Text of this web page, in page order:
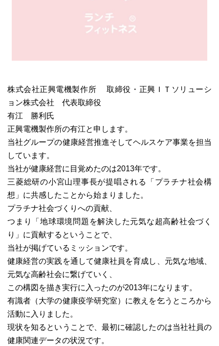
株式会社正興電機製作所 取締役・正興ＩＴソリューシ
ョン株式会社 代表取締役
有江 勝利氏
正興電機製作所の有江と申します。
当社グループの健康経営推進そしてヘルスケア事業を担当
しています。
当社が健康経営に目覚めたのは2013年です。
三菱総研の小宮山理事長が提唱される「プラチナ社会構
想」に共感したことから始まりました。
プラチナ社会づくりへの貢献、
つまり「地球環境問題を解決した元気な超高齢社会づく
り」に貢献するということで、
当社が掲げているミッションです。
健康経営の実践を通して健康社員を育成し、元気な地域、
元気な高齢社会に繋げていく、
この構図を描き実行に入ったのが2013年になります。
有識者（大学の健康疫学研究室）に教えを乞うところから
活動に入りました。
現状を知るということで、最初に確認したのは当社社員の
健康関連データの状況です。